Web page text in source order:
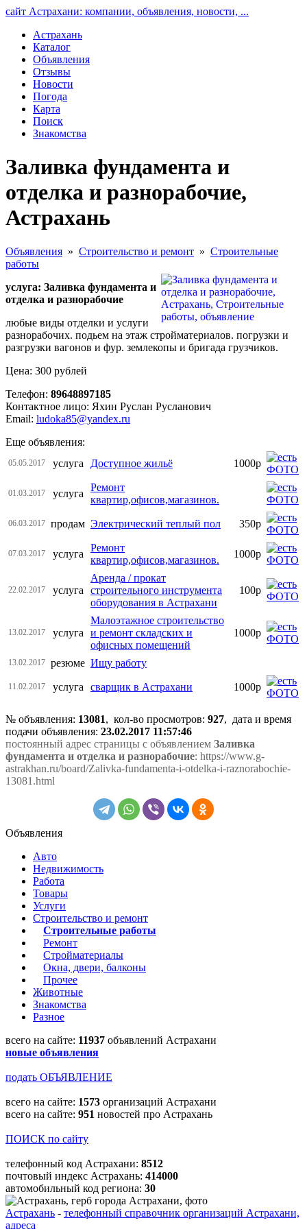
сайт Астрахани: компании, объявления, новости, ...
Астрахань
Каталог
Объявления
Отзывы
Новости
Погода
Карта
Поиск
Знакомства
Заливка фундамента и
отделка и разнорабочие,
Астрахань
Объявления » Строительство и ремонт » Строительные
работы
услуга: Заливка фундамента и
отделка и разнорабочие
любые виды отделки и услуги
разнорабочих. подьем на этаж стройматериалов. погрузки и
разгрузки вагонов и фур. землекопы и бригада грузчиков.
Цена: 300 рублей
Телефон: 89648897185
Контактное лицо: Яхин Руслан Русланович
Email: ludoka85@yandex.ru
Еще объявления:
05.05.2017 услуга Доступное жильё 1000р
01.03.2017 услуга
Ремонт
квартир,офисов,магазинов.
06.03.2017 продам Электрический теплый пол 350р
07.03.2017 услуга
Ремонт
квартир,офисов,магазинов.
1000р
22.02.2017 услуга
Аренда / прокат
строительного инструмента
оборудования в Астрахани
100р
13.02.2017 услуга
Малоэтажное строительство
и ремонт складских и
офисных помещений
1000р
13.02.2017 резюме Ищу работу
11.02.2017 услуга сварщик в Астрахани 1000р
№ объявления: 13081, кол-во просмотров: 927, дата и время
подачи объявления: 23.02.2017 11:57:46
постоянный адрес страницы с объявлением Заливка
фундамента и отделка и разнорабочие: https://www.g-
astrakhan.ru/board/Zalivka-fundamenta-i-otdelka-i-raznorabochie-
13081.html
Объявления
Авто
Недвижимость
Работа
Товары
Услуги
Строительство и ремонт
Строительные работы
Ремонт
Стройматериалы
Окна, двери, балконы
Прочее
Животные
Знакомства
Разное
всего на сайте: 11937 объявлений Астрахани
новые объявления
подать ОБЪЯВЛЕНИЕ
всего на сайте: 1573 организаций Астрахани
всего на сайте: 951 новостей про Астрахань
ПОИСК по сайту
телефонный код Астрахани: 8512
почтовый индекс Астрахань: 414000
автомобильный код региона: 30
Астрахань - телефонный справочник организаций Астрахани,
адреса